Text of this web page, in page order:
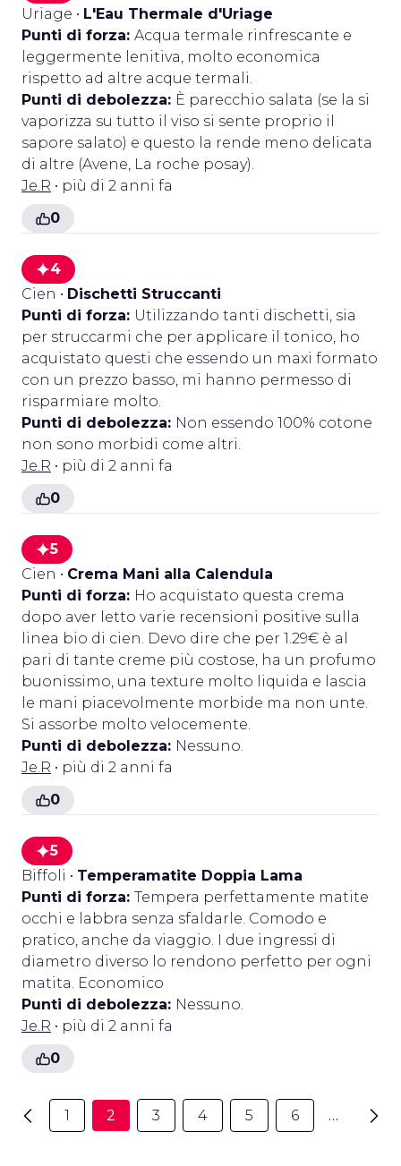
Uriage • L'Eau Thermale d'Uriage
Punti di forza: Acqua termale rinfrescante e
leggermente lenitiva, molto economica
rispetto ad altre acque termali.
Punti di debolezza: È parecchio salata (se la si
vaporizza su tutto il viso si sente proprio il
sapore salato) e questo la rende meno delicata
di altre (Avene, La roche posay).
Je.R • più di 2 anni fa
0
4
Cien • Dischetti Struccanti
Punti di forza: Utilizzando tanti dischetti, sia
per struccarmi che per applicare il tonico, ho
acquistato questi che essendo un maxi formato
con un prezzo basso, mi hanno permesso di
risparmiare molto.
Punti di debolezza: Non essendo 100% cotone
non sono morbidi come altri.
Je.R • più di 2 anni fa
0
5
Cien • Crema Mani alla Calendula
Punti di forza: Ho acquistato questa crema
dopo aver letto varie recensioni positive sulla
linea bio di cien. Devo dire che per 1.29€ è al
pari di tante creme più costose, ha un profumo
buonissimo, una texture molto liquida e lascia
le mani piacevolmente morbide ma non unte.
Si assorbe molto velocemente.
Punti di debolezza: Nessuno.
Je.R • più di 2 anni fa
0
5
Biffoli • Temperamatite Doppia Lama
Punti di forza: Tempera perfettamente matite
occhi e labbra senza sfaldarle. Comodo e
pratico, anche da viaggio. I due ingressi di
diametro diverso lo rendono perfetto per ogni
matita. Economico
Punti di debolezza: Nessuno.
Je.R • più di 2 anni fa
0
1 2 3 4 5 6 …